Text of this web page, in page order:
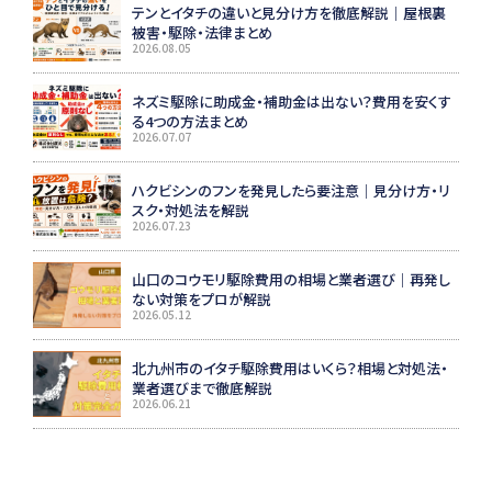
テンとイタチの違いと見分け方を徹底解説｜屋根裏
被害・駆除・法律まとめ
2026.08.05
ネズミ駆除に助成金・補助金は出ない？費用を安くす
る4つの方法まとめ
2026.07.07
ハクビシンのフンを発見したら要注意｜見分け方・リ
スク・対処法を解説
2026.07.23
山口のコウモリ駆除費用の相場と業者選び｜再発し
ない対策をプロが解説
2026.05.12
北九州市のイタチ駆除費用はいくら？相場と対処法・
業者選びまで徹底解説
2026.06.21